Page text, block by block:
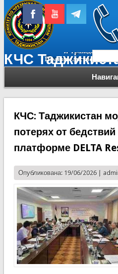
КЧС
КЧС: Таджикистан
потерях от
платформе DELTA
Опубликована: 19/06/2026 |